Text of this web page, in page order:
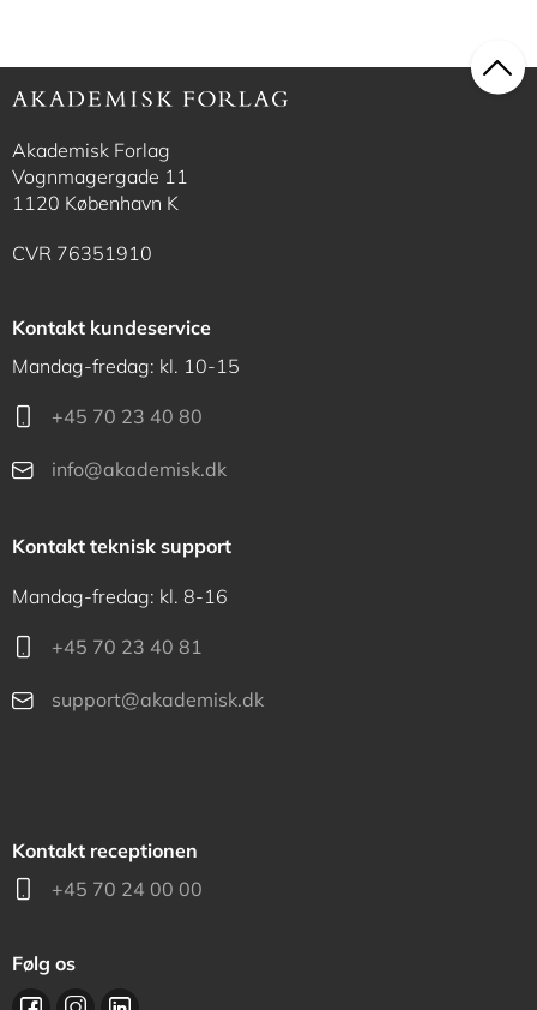
Akademisk Forlag
Vognmagergade 11
1120 København K
CVR 76351910
Kontakt kundeservice
Mandag-fredag: kl. 10-15
+45 70 23 40 80
info@akademisk.dk
Kontakt teknisk support
Mandag-fredag: kl. 8-16
+45 70 23 40 81
support@akademisk.dk
Kontakt receptionen
+45 70 24 00 00
Følg os